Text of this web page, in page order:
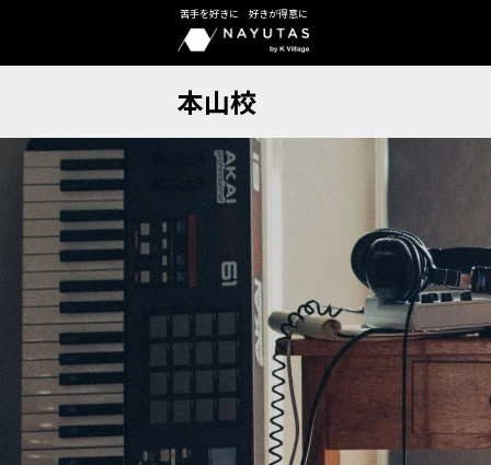
苦手を好きに 好きが得意に
本山校